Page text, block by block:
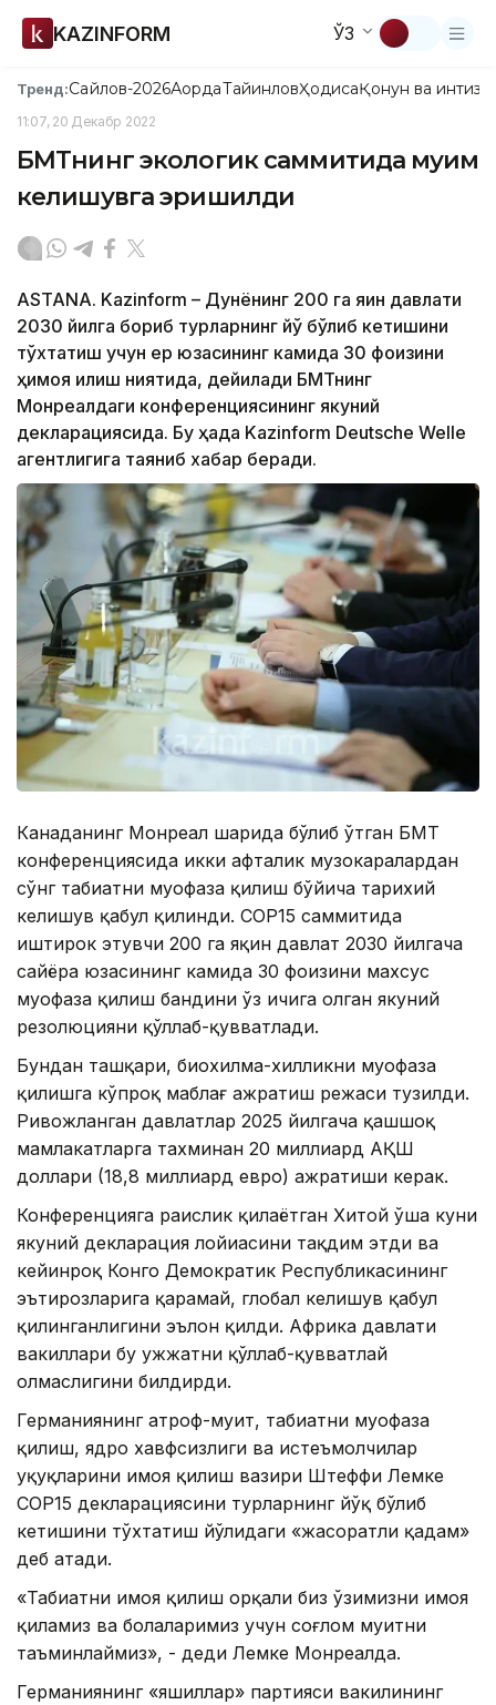
KAZINFORM ЎЗ
Тренд:Сайлов-2026АқордаТайинловҲодисаҚонун ва
11:07, 20 Декабр 2022
БМТнинг экологик саммитида муҳим
келишувга эришилди
ASTANA. Kazinform – Дунёнинг 200 га яқин давлати
2030 йилга бориб турларнинг йўқ бўлиб кетишини
тўхтатиш учун ер юзасининг камида 30 фоизини
ҳимоя қилиш ниятида, дейилади БМТнинг
Монреалдаги конференциясининг якуний
декларациясида. Бу ҳақда Kazinform Deutsche Welle
агентлигига таяниб хабар беради.
Канаданинг Монреал шаҳрида бўлиб ўтган БМТ
конференциясида икки ҳафталик музокаралардан
сўнг табиатни муҳофаза қилиш бўйича тарихий
келишув қабул қилинди. COP15 саммитида
иштирок этувчи 200 га яқин давлат 2030 йилгача
сайёра юзасининг камида 30 фоизини махсус
муҳофаза қилиш бандини ўз ичига олган якуний
резолюцияни қўллаб-қувватлади.
Бундан ташқари, биохилма-хилликни муҳофаза
қилишга кўпроқ маблағ ажратиш режаси тузилди.
Ривожланган давлатлар 2025 йилгача қашшоқ
мамлакатларга тахминан 20 миллиард АҚШ
доллари (18,8 миллиард евро) ажратиши керак.
Конференцияга раислик қилаётган Хитой ўша куни
якуний декларация лойиҳасини тақдим этди ва
кейинроқ Конго Демократик Республикасининг
эътирозларига қарамай, глобал келишув қабул
қилинганлигини эълон қилди. Африка давлати
вакиллари бу ҳужжатни қўллаб-қувватлай
олмаслигини билдирди.
Германиянинг атроф-муҳит, табиатни муҳофаза
қилиш, ядро хавфсизлиги ва истеъмолчилар
ҳуқуқларини ҳимоя қилиш вазири Штеффи Лемке
COP15 декларациясини турларнинг йўқ бўлиб
кетишини тўхтатиш йўлидаги «жасоратли қадам»
деб атади.
«Табиатни ҳимоя қилиш орқали биз ўзимизни ҳимоя
қиламиз ва болаларимиз учун соғлом муҳитни
таъминлаймиз», - деди Лемке Монреалда.
Германиянинг «яшиллар» партияси вакилининг